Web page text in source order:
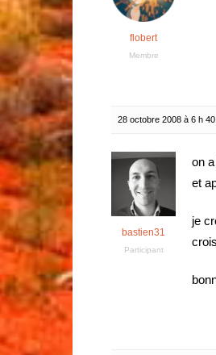
flobert
Membre
28 octobre 2008 à 6 h
bastien31
Participant
on
et
je